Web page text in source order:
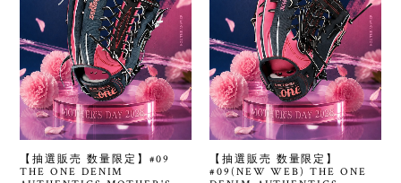
【抽選販売 数量限定】#09
THE ONE DENIM
【抽選販売 数量限定】
#09(NEW WEB) THE ONE